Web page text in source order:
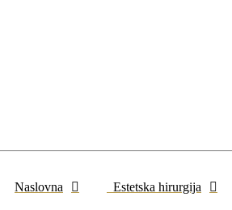
Naslovna Estetska hirurgija